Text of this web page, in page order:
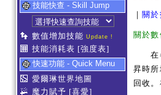
技能快查 - Skill Jump
數值增加技能 Update !
技能消耗表 [強度表]
快速功能 - Quick Menu
愛爾琳世界地圖
魔力賦予 [喜愛]
｜ 關
關於
在各
昇時
回收